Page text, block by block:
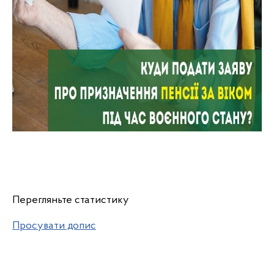
Перегляньте статистику
Просувати допис